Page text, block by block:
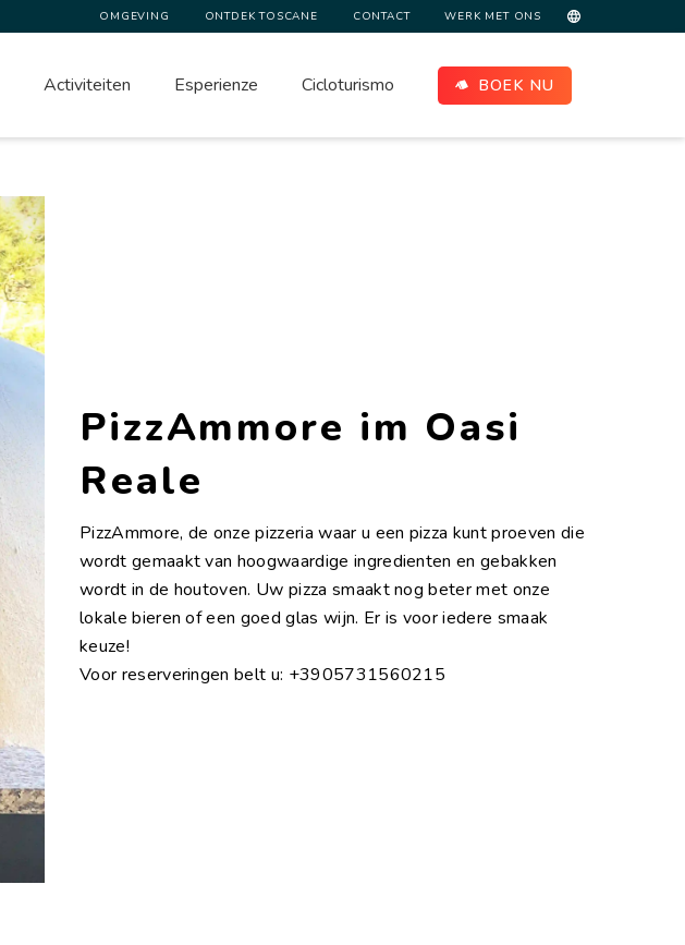
OMGEVING ONTDEK TOSCANE CONTACT WERK MET ONS
Activiteiten Esperienze Cicloturismo BOEK NU
PizzAmmore im Oasi
Reale
PizzAmmore, de onze pizzeria waar u een pizza kunt proeven die
wordt gemaakt van hoogwaardige ingredienten en gebakken
wordt in de houtoven. Uw pizza smaakt nog beter met onze
lokale bieren of een goed glas wijn. Er is voor iedere smaak
keuze!
Voor reserveringen belt u: +3905731560215